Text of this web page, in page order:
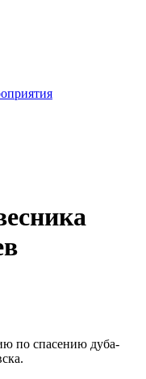
по спасению дуба-